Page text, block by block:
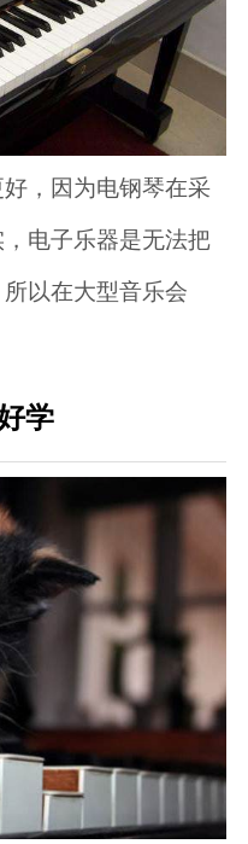
，因为电钢琴在采
电子乐器是无法把
以在大型音乐会
学